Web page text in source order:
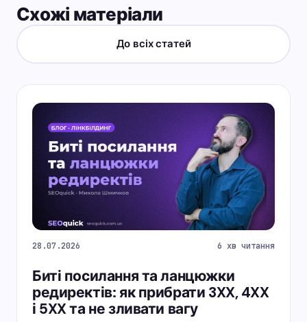
Схожі матеріали
До всіх статей
28.07.2026 6 хв читання
Биті посилання та ланцюжки
редиректів: як прибрати 3XX, 4XX
і 5XX та не зливати вагу